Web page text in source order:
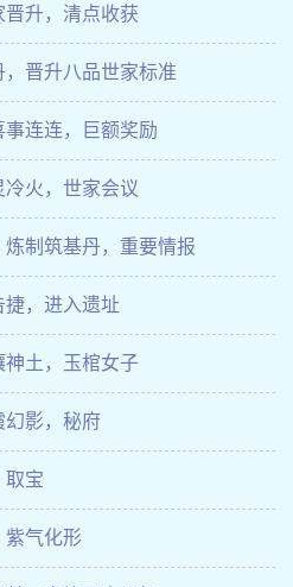
升，清点收获
晋升八品世家标准
连连，巨额奖励
火，世家会议
制筑基丹，重要情报
，进入遗址
神土，玉棺女子
幻影，秘府
取宝
紫气化形